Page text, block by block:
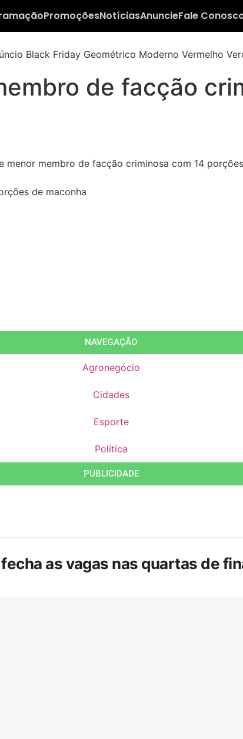
PromoçõesNotíciasAnuncieFale
de facção
de maconha
NAVEGAÇÃO
Agronegócio
Cidades
Esporte
Política
PUBLICIDADE
as vagas nas quartas de